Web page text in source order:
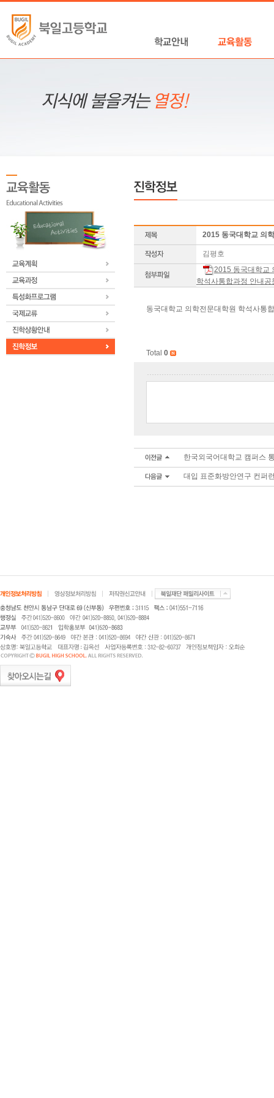
2015 동국대학교 의
김평호
2015 동국대학교
학석사통합과정 안내공
동국대학교 의학전문대학원 학석사통
Total 0
한국외국어대학교 캠퍼스
대입 표준화방안연구 컨퍼